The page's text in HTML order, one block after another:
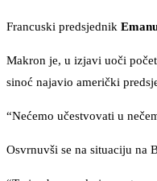
Francuski predsjednik
Makron je, u izjavi uoči
sinoć najavio američki
“Nećemo učestvovati u
Osvrnuvši se na situaciju na